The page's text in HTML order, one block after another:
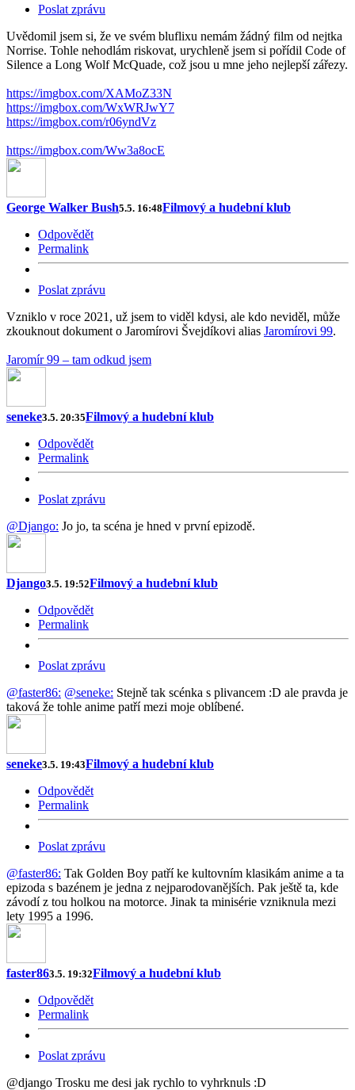
Poslat zprávu
Uvědomil jsem si, že ve svém bluflixu nemám žádný film od nejtka
Norrise. Tohle nehodlám riskovat, urychleně jsem si pořídil Code of
Silence a Long Wolf McQuade, což jsou u mne jeho nejlepší zářezy.
https://imgbox.com/XAMoZ33N
https://imgbox.com/WxWRJwY7
https://imgbox.com/r06yndVz
https://imgbox.com/Ww3a8ocE
George Walker Bush5.5. 16:48Filmový a hudební klub
Odpovědět
Permalink
Poslat zprávu
Vzniklo v roce 2021, už jsem to viděl kdysi, ale kdo neviděl, může
zkouknout dokument o Jaromírovi Švejdíkovi alias Jaromírovi 99.
Jaromír 99 – tam odkud jsem
seneke3.5. 20:35Filmový a hudební klub
Odpovědět
Permalink
Poslat zprávu
@Django: Jo jo, ta scéna je hned v první epizodě.
Django3.5. 19:52Filmový a hudební klub
Odpovědět
Permalink
Poslat zprávu
@faster86: @seneke: Stejně tak scénka s plivancem :D ale pravda je
taková že tohle anime patří mezi moje oblíbené.
seneke3.5. 19:43Filmový a hudební klub
Odpovědět
Permalink
Poslat zprávu
@faster86: Tak Golden Boy patří ke kultovním klasikám anime a ta
epizoda s bazénem je jedna z nejparodovanějších. Pak ještě ta, kde
závodí z tou holkou na motorce. Jinak ta minisérie vzniknula mezi
lety 1995 a 1996.
faster863.5. 19:32Filmový a hudební klub
Odpovědět
Permalink
Poslat zprávu
@django Trosku me desi jak rychlo to vyhrknuls :D